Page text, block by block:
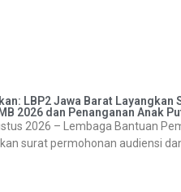
LBP2 Jawa Barat Layangkan
2026 dan Penanganan Anak
2026 – Lembaga Bantuan
surat permohonan audiensi